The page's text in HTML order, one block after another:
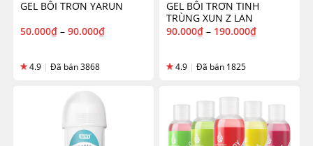
GEL BÔI TRƠN YARUN
50.000₫ – 90.000₫
4.9 | Đã bán 3868
GEL BÔI TRƠN TINH
TRÙNG XUN Z LAN
90.000₫ – 190.000₫
4.9 | Đã bán 1825